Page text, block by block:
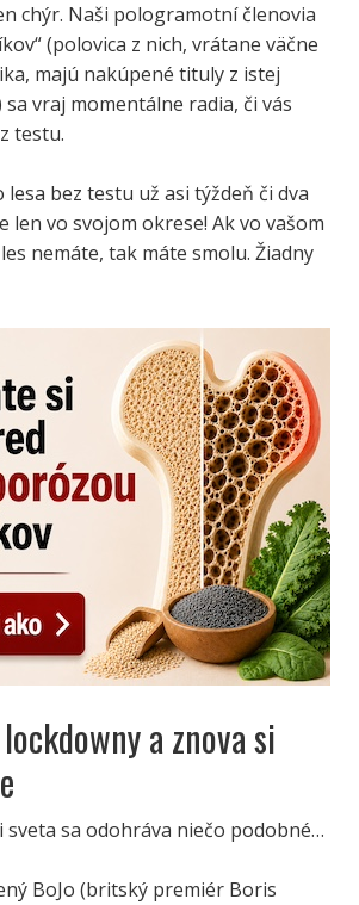
chýr. Naši pologramotní členovia
(polovica z nich, vrátane väčne
majú nakúpené tituly z istej
vraj momentálne radia, či vás
testu.
lesa bez testu už asi týždeň či dva
len vo svojom okrese! Ak vo vašom
nemáte, tak máte smolu. Žiadny
a znova si
sveta sa odohráva niečo podobné…
BoJo (britský premiér Boris